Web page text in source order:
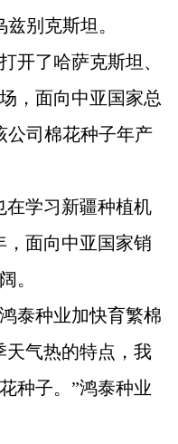
别克斯坦。
开了哈萨克斯坦、
，面向中亚国家总
公司棉花种子年产
在学习新疆种植机
，面向中亚国家销
。
泰种业加快育繁棉
天气热的特点，我
种子。”鸿泰种业